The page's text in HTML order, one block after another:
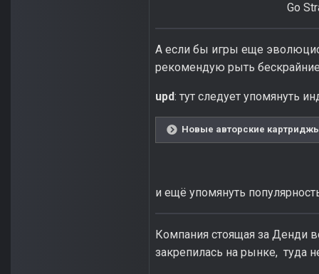
Go
А если бы игры еще
рекомендую рыть
upd: тут следует упомянуть
Новые авторские картриджы
и ещё упомянуть
Компания стоящая за Денди
закрепилась на рынке, туда